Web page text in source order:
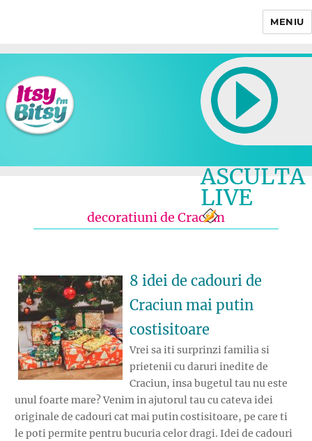
MENIU
ASCULTA
LIVE
decoratiuni de Craciun
8 idei de cadouri de
Craciun mai putin
costisitoare
Vrei sa iti surprinzi familia si
prietenii cu daruri inedite de
Craciun, insa bugetul tau nu este
unul foarte mare? Venim in ajutorul tau cu cateva idei
originale de cadouri cat mai putin costisitoare, pe care ti
le poti permite pentru bucuria celor dragi. Idei de cadouri